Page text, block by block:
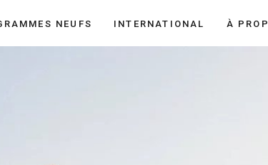
NEUFS INTERNATIONAL À